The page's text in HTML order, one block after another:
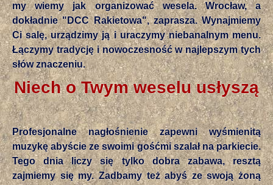
my wiemy jak organizować wesela. Wrocław, a
dokładnie "DCC Rakietowa", zaprasza. Wynajmiemy
Ci salę, urządzimy ją i uraczymy niebanalnym menu.
Łączymy tradycję i nowoczesność w najlepszym tych
słów znaczeniu.
Niech o Twym weselu usłyszą
Profesjonalne nagłośnienie zapewni wyśmienitą
muzykę abyście ze swoimi gośćmi szalał na parkiecie.
Tego dnia liczy się tylko dobra zabawa, resztą
zajmiemy się my. Zadbamy też abyś ze swoją żoną